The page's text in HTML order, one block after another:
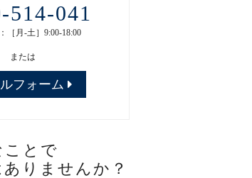
514-041
［月-土］9:00-18:00
または
フォーム
ことで
りませんか？